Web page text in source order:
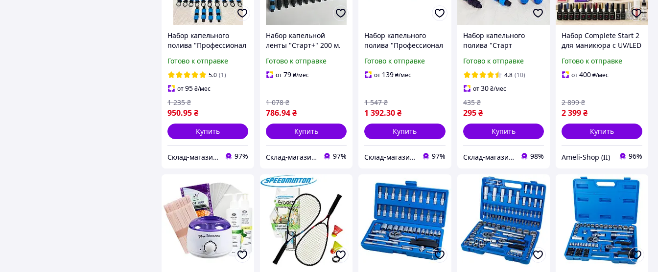
Набор капельного
полива "Профессионал
Готово к отправке
5.0 (1)
от95₴/мес
950.95₴
1 235 ₴
Купить
Склад-магазин "Свояк Group". 97%
Набор капельной
ленты "Старт+" 200 м.
Готово к отправке
от79₴/мес
786.94₴
1 078 ₴
Купить
Склад-магазин "Свояк Group". 97%
Набор капельного
полива "Профессионал
Готово к отправке
от 139₴/мес
1 392.30₴
1 547 ₴
Купить
Склад-магазин "Свояк Group". 97%
Набор капельного
полива "Старт
Капельная лента,
краники, заглушки,
ремонтники.
Готово к отправке
4.8 (10)
от30 ₴/мес
295 ₴
435 ₴
Купить
Склад-магазин " Свояк " 98%
Набор Complete Start 2
для маникюра с UV/LED
фрезером 45 000 об/
мин и вытяжкой
Готово к отправке
от400₴/мес
2 399₴
2 899 ₴
Купить
Ameli-Shop (II) 96%